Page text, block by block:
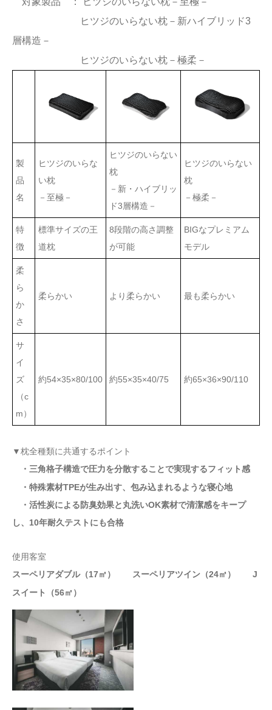
ヒツジのいらない枕－新ハイブリッド3
層構造－
ヒツジのいらない枕－極柔－
製
品
名
ヒツジのいらな
い枕
－至極－
ヒツジのいらない
枕
－新・ハイブリッ
ド3層構造－
ヒツジのいらない
枕
－極柔－
特
徴
標準サイズの王
道枕
8段階の高さ調整
が可能
BIGなプレミアム
モデル
柔
ら
か
さ
柔らかい より柔らかい 最も柔らかい
サ
イ
ズ
（c
m）
約54×35×80/100 約55×35×40/75 約65×36×90/110
▼枕全種類に共通するポイント
・三角格子構造で圧力を分散することで実現するフィット感
・特殊素材TPEが生み出す、包み込まれるような寝心地
・活性炭による防臭効果と丸洗いOK素材で清潔感をキープ
し、10年耐久テストにも合格
使用客室
スーペリアダブル（17㎡） スーペリアツイン（24㎡） J
スイート（56㎡）